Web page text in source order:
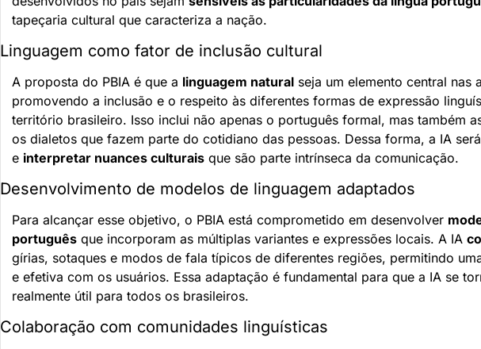
tapeçaria cultural que caracteriza a nação.
Linguagem como fator de inclusão cultural
A proposta do PBIA é que a linguagem natural seja um elemento central nas
promovendo a inclusão e o respeito às diferentes formas de expressão
território brasileiro. Isso inclui não apenas o português formal, mas também
os dialetos que fazem parte do cotidiano das pessoas. Dessa forma, a IA
e interpretar nuances culturais que são parte intrínseca da comunicação.
Desenvolvimento de modelos de linguagem adaptados
Para alcançar esse objetivo, o PBIA está comprometido em desenvolver
português que incorporam as múltiplas variantes e expressões locais. A IA
gírias, sotaques e modos de fala típicos de diferentes regiões, permitindo
e efetiva com os usuários. Essa adaptação é fundamental para que a IA se
realmente útil para todos os brasileiros.
Colaboração com comunidades linguísticas